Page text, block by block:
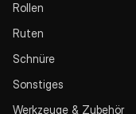
Rollen
Ruten
Schnüre
Sonstiges
Werkzeuge & Zubehör